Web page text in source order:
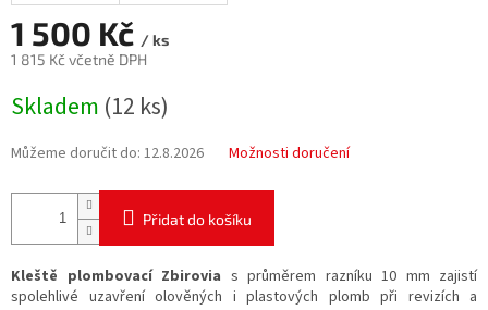
1 500 Kč / ks
1 815 Kč včetně DPH
cena:
Skladem (12 ks)
Můžeme doručit do: 12.8.2026 Možnosti doručení
Přidat do košíku
Kleště plombovací Zbirovia s průměrem razníku 10 mm zajistí
spolehlivé uzavření olověných i plastových plomb při revizích a